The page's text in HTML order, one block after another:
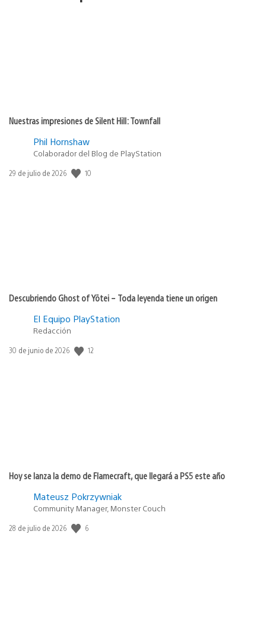
Nuestras impresiones de Silent Hill: Townfall
Phil Hornshaw
Colaborador del Blog de PlayStation
Fecha
29 de julio de 2026 10
Descubriendo Ghost of Yōtei – Toda leyenda tiene un origen
El Equipo PlayStation
Redacción
Fecha
30 de junio de 2026 12
Hoy se lanza la demo de Flamecraft, que llegará a PS5 este año
Mateusz Pokrzywniak
Community Manager, Monster Couch
Fecha
28 de julio de 2026 6